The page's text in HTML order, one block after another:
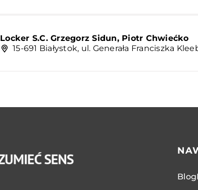
Locker S.C. Grzegorz Sidun, Piotr Chwiećko
15-691 Białystok, ul. Generała Franciszka
Blog